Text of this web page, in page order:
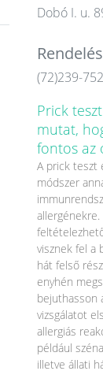
Dobó I. u.
(72)239-752
Prick
mutat,
fontos az
A prick teszt
módszer
allergénekre.
visznek fel a
hát felső
enyhén
bejuthasson
vizsgálatot
allergiás
például
illetve állati